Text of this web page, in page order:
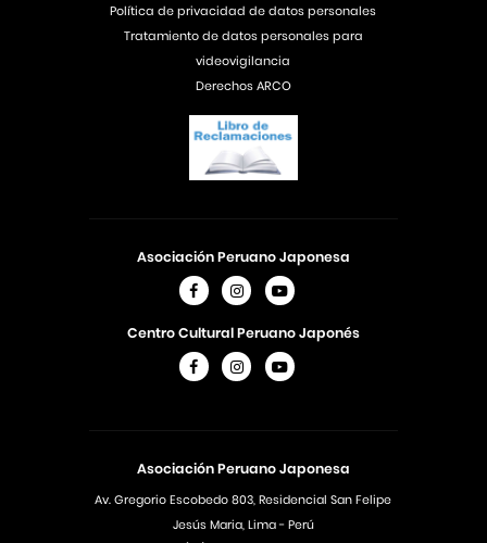
Asociación Peruano Japonesa
Av. Gregorio Escobedo 803, Residencial San Felipe
Jesús Maria, Lima - Perú
Asociación Peruano Japonesa
Centro Cultural Peruano Japonés
Política de privacidad de datos personales
Tratamiento de datos personales para
videovigilancia
Derechos ARCO